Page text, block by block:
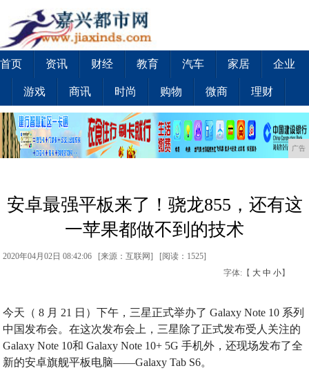
首页 资讯 财经 教育 汽车 家居 企业
游戏 商讯 时尚 购物 微商 理财
广告
安卓最强平板来了！骁龙855，还有这
一苹果都做不到的技术
2020年04月02日 08:42:06 [来源：互联网] [阅读：1525]
字体:【 大 中 小】
今天（ 8 月 21 日）下午，三星正式举办了 Galaxy Note 10 系列
中国发布会。在这次发布会上，三星除了正式发布受人关注的
Galaxy Note 10和 Galaxy Note 10+ 5G 手机外，还现场发布了全
新的安卓旗舰平板电脑——Galaxy Tab S6。